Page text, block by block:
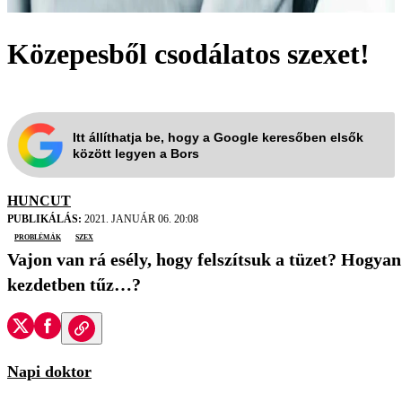
Közepesből csodálatos szexet!
Itt állíthatja be, hogy a Google keresőben elsők
között legyen a Bors
HUNCUT
PUBLIKÁLÁS: 2021. JANUÁR 06. 20:08
problémák
szex
Vajon van rá esély, hogy felszítsuk a tüzet?
kezdetben tűz…?
Napi doktor